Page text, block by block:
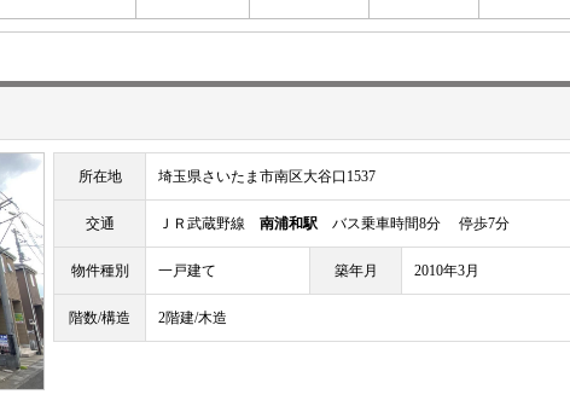
所在地 埼玉県さいたま市南区大谷口1537
交通 ＪＲ武蔵野線 南浦和駅 バス乗車時間8分 停歩7分
物件種別 一戸建て 築年月 2010年3月
階数/構造 2階建/木造